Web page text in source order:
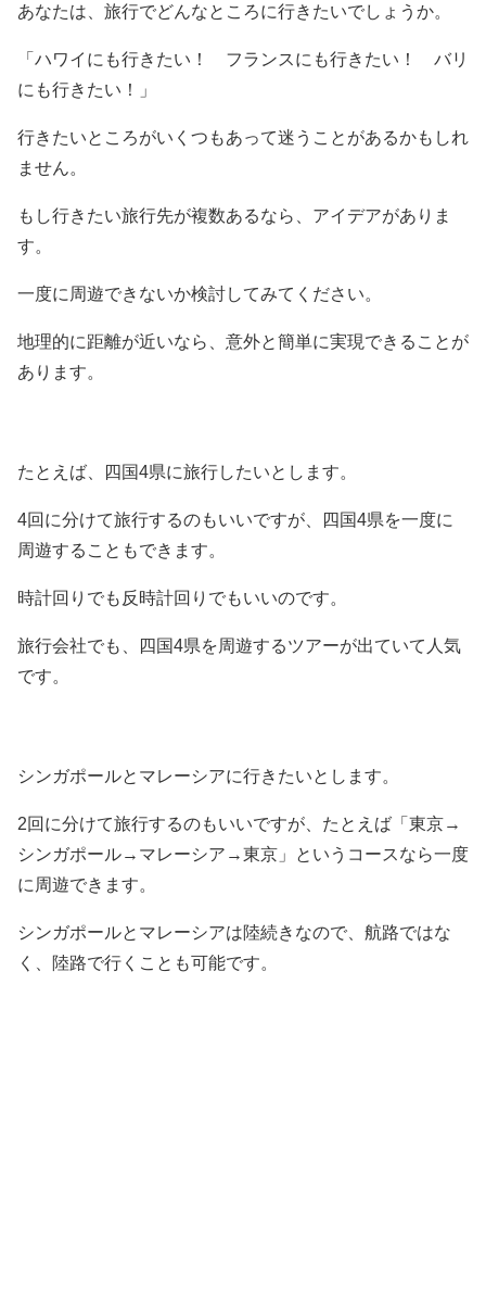
あなたは、旅行でどんなところに行きたいでしょうか。
「ハワイにも行きたい！ フランスにも行きたい！ バリ
にも行きたい！」
行きたいところがいくつもあって迷うことがあるかもしれ
ません。
もし行きたい旅行先が複数あるなら、アイデアがありま
す。
一度に周遊できないか検討してみてください。
地理的に距離が近いなら、意外と簡単に実現できることが
あります。
たとえば、四国4県に旅行したいとします。
4回に分けて旅行するのもいいですが、四国4県を一度に
周遊することもできます。
時計回りでも反時計回りでもいいのです。
旅行会社でも、四国4県を周遊するツアーが出ていて人気
です。
シンガポールとマレーシアに行きたいとします。
2回に分けて旅行するのもいいですが、たとえば「東京→
シンガポール→マレーシア→東京」というコースなら一度
に周遊できます。
シンガポールとマレーシアは陸続きなので、航路ではな
く、陸路で行くことも可能です。